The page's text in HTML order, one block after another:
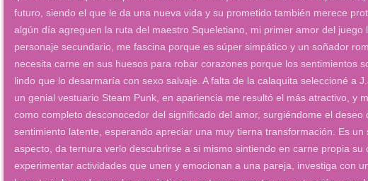
futuro, siendo el que le da una nueva vida y su prometido también merece
algún día agreguen la ruta del maestro Squeletiano, mi primer amor del juego
personaje secundario, me fascina porque es súper simpático y un soñador
necesita carne en sus huesos para robar corazones porque los sentimientos
lindo que lo desarmaría con sexo salvaje. A falta de la calaquita seleccioné a
un genial vestuario Steam Punk, en apariencia me resultó el más atractivo, y
como completo desconocedor del significado del amor, surgiéndome el deseo
sentimiento latente, esperando apreciar una muy tierna transformación. Es un
aspecto, da ternura verlo descubrirse a si mismo sintiendo en carne propia su
experimentar actividades que unen y emocionan a una pareja, investiga con